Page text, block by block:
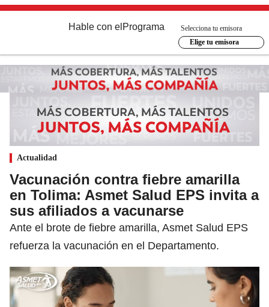
Hable con el Programa
Selecciona tu emisora
Elige tu emisora
Actualidad
Vacunación contra fiebre amarilla
en Tolima: Asmet Salud EPS invita a
sus afiliados a vacunarse
Ante el brote de fiebre amarilla, Asmet Salud EPS
refuerza la vacunación en el Departamento.